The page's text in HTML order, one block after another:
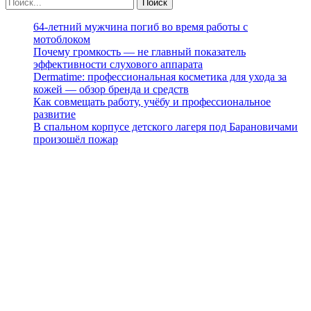
64-летний мужчина погиб во время работы с
мотоблоком
Почему громкость — не главный показатель
эффективности слухового аппарата
Dermatime: профессиональная косметика для ухода за
кожей — обзор бренда и средств
Как совмещать работу, учёбу и профессиональное
развитие
В спальном корпусе детского лагеря под Барановичами
произошёл пожар